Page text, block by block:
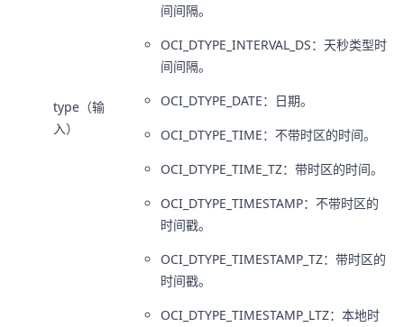
type（输
入）
间间隔。
OCI_DTYPE_INTERVAL_DS：天秒类型时
间间隔。
OCI_DTYPE_DATE：日期。
OCI_DTYPE_TIME：不带时区的时间。
OCI_DTYPE_TIME_TZ：带时区的时间。
OCI_DTYPE_TIMESTAMP：不带时区的
时间戳。
OCI_DTYPE_TIMESTAMP_TZ：带时区的
时间戳。
OCI_DTYPE_TIMESTAMP_LTZ：本地时